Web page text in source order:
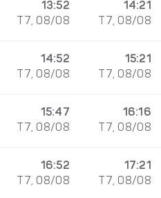
13:52
T7, 08/08
14:21
T7, 08/08
14:52
T7, 08/08
15:21
T7, 08/08
15:47
T7, 08/08
16:16
T7, 08/08
16:52
T7, 08/08
17:21
T7, 08/08